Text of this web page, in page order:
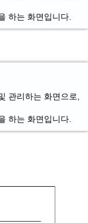
하는 화면입니다.
관리하는 화면으로,
하는 화면입니다.